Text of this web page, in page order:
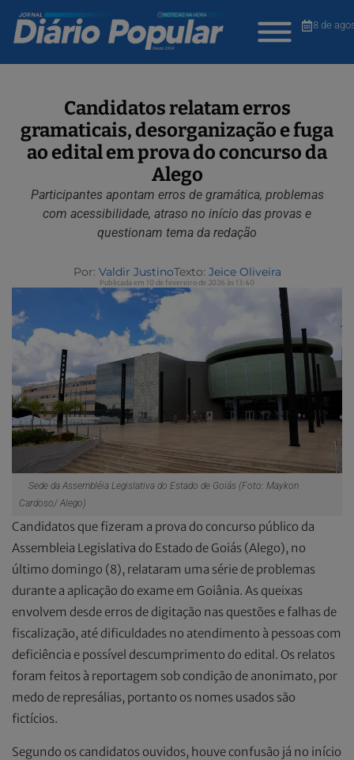
8 de
Candidatos relatam erros
gramaticais, desorganização e fuga
ao edital em prova do concurso da
Alego
Participantes apontam erros de gramática, problemas
com acessibilidade, atraso no início das provas e
questionam tema da redação
Por: Valdir JustinoTexto: Jeice Oliveira
Publicada em 10 de fevereiro de 2026 às 13:40
Sede da Assembléia Legislativa do Estado de Goiás (Foto: Maykon
Cardoso/ Alego)
Candidatos que fizeram a prova do concurso público da
Assembleia Legislativa do Estado de Goiás (Alego), no
último domingo (8), relataram uma série de problemas
durante a aplicação do exame em Goiânia. As queixas
envolvem desde erros de digitação nas questões e falhas de
fiscalização, até dificuldades no atendimento à pessoas com
deficiência e possível descumprimento do edital. Os relatos
foram feitos à reportagem sob condição de anonimato, por
medo de represálias, portanto os nomes usados são
fictícios.
Segundo os candidatos ouvidos, houve confusão já no início